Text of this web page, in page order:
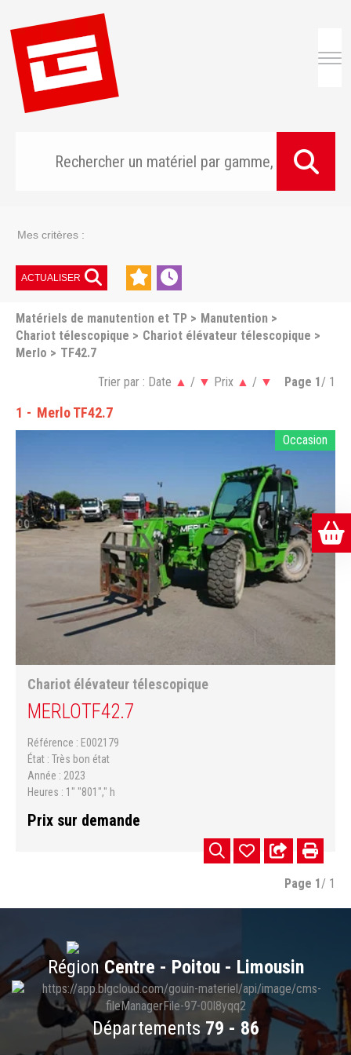
Mes critères :
ACTUALISER
Matériels de manutention et TP
Manutention
Chariot télescopique
Chariot élévateur télescopique
Merlo
TF42.7
1 Merlo TF42.7
Trier par : Date ▲ / ▼ Prix ▲ / ▼ Page 1/ 1
Occasion
Chariot élévateur télescopique
MERLOTF42.7
Référence
E002179
État Très bon état
Année
2023
Heures
1" "801"," h
Prix sur demande
Page 1 / 1
Région Centre - Poitou - Limousin
Départements 79 - 86